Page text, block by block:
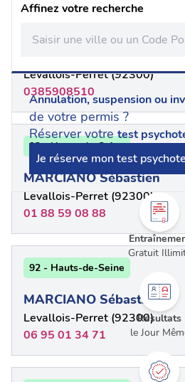
Affinez votre recherche
Annulation, suspension ou
de votre permis ?
Réserver votretest
Je réserve mon test
Gratuit
Résultats
le Jour
Levallois-Perret (92300)
0385908510
92 - Hauts-de-Seine
MARCIANO Sébastien
Levallois-Perret (92300)
01 88 59 08 88
92 - Hauts-de-Seine
MARCIANO Sébastien
Levallois-Perret (92300)
06 95 01 34 71